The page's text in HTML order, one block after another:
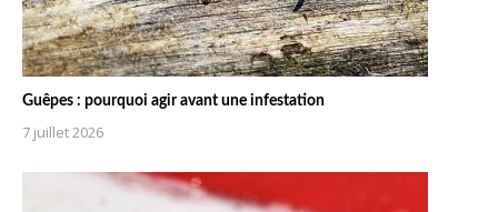
Guêpes : pourquoi agir avant une infestation
7 juillet 2026